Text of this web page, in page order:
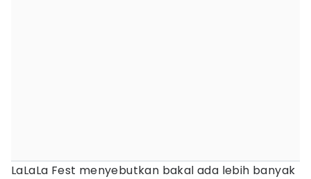
LaLaLa Fest menyebutkan bakal ada lebih banyak